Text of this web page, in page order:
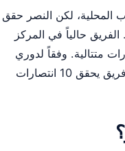
المحلية، لكن النصر حقق
حالياً في المركز
متتالية. وفقاً لدوري
روشن الرسمي، النصر أصبح أول فريق يحقق 10 انتصارات